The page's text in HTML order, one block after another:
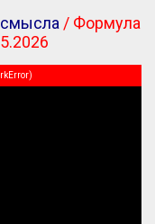
/ Формула